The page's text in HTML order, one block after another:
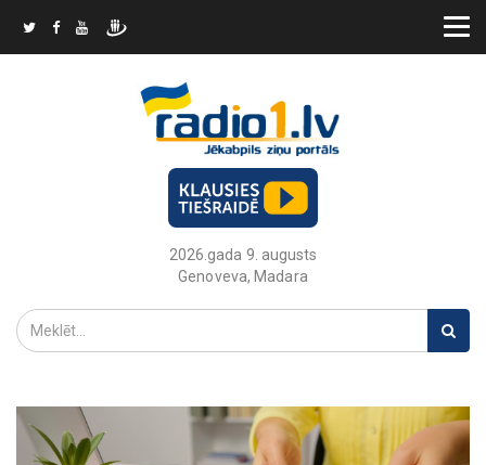
2026.gada 9. augusts
Genoveva, Madara